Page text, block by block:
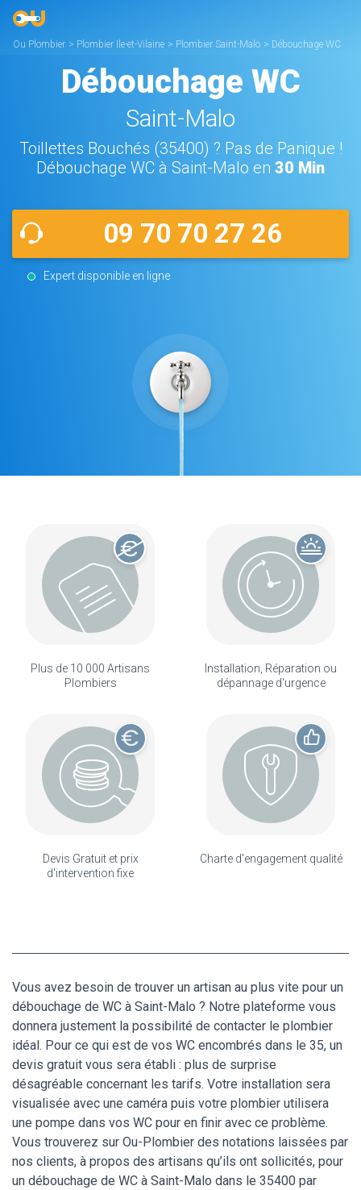
Ou Plombier > Plombier Ile-et-Vilaine > Plombier Saint-Malo > Débouchage WC
Débouchage WC
Saint-Malo
Toillettes Bouchés (35400) ? Pas de Panique !
Débouchage WC à Saint-Malo en 30 Min
09 70 70 27 26
Expert disponible en ligne
Plus de 10 000 Artisans
Plombiers
Installation, Réparation ou
dépannage d'urgence
Devis Gratuit et prix
d'intervention fixe
Charte d'engagement qualité
Vous avez besoin de trouver un artisan au plus vite pour un
débouchage de WC à Saint-Malo ? Notre plateforme vous
donnera justement la possibilité de contacter le plombier
idéal. Pour ce qui est de vos WC encombrés dans le 35, un
devis gratuit vous sera établi : plus de surprise
désagréable concernant les tarifs. Votre installation sera
visualisée avec une caméra puis votre plombier utilisera
une pompe dans vos WC pour en finir avec ce problème.
Vous trouverez sur Ou-Plombier des notations laissées par
nos clients, à propos des artisans qu’ils ont sollicités, pour
un débouchage de WC à Saint-Malo dans le 35400 par